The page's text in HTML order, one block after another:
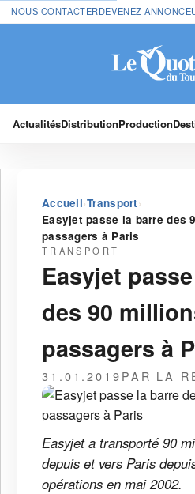
NOUS CONTACTERDEVENEZ
ActualitésDistributionProduction
Accueil›Transport ›
Easyjet passe la barre des
passagers à Paris
TRANSPORT
Easyjet
des 90
passagers à
31.01.2019PAR LA
Easyjet a transporté 90
depuis et vers Paris
opérations en mai 2002.